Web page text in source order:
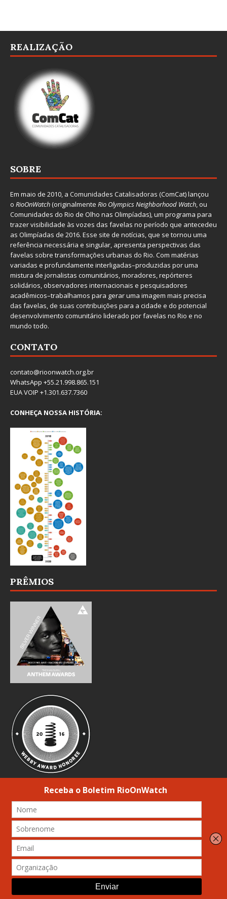
REALIZAÇÃO
SOBRE
Em maio de 2010, a Comunidades Catalisadoras (ComCat) lançou
o RioOnWatch(originalmente Rio Olympics Neighborhood Watch, ou
Comunidades do Rio de Olho nas Olimpíadas), um programa para
trazer visibilidade às vozes das favelas no período que antecedeu
as Olimpíadas de 2016. Esse site de notícias, que se tornou uma
referência necessária e singular, apresenta perspectivas das
favelas sobre transformações urbanas do Rio. Com matérias
variadas e profundamente interligadas–produzidas por uma
mistura de jornalistas comunitários, moradores, repórteres
solidários, observadores internacionais e pesquisadores
acadêmicos–trabalhamos para gerar uma imagem mais precisa
das favelas, de suas contribuições para a cidade e do potencial
desenvolvimento comunitário liderado por favelas no Rio e no
mundo todo.
CONTATO
contato@rioonwatch.org.br
WhatsApp +55.21.998.865.151
EUA VOIP +1.301.637.7360
CONHEÇA NOSSA HISTÓRIA:
PRÊMIOS